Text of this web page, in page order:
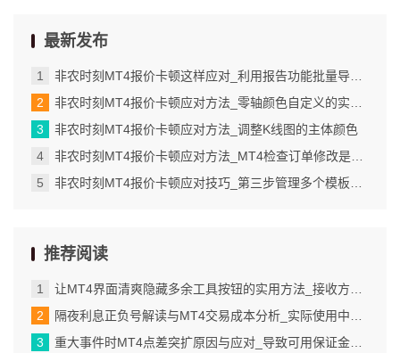
最新发布
非农时刻MT4报价卡顿这样应对_利用报告功能批量导出交易详情
非农时刻MT4报价卡顿应对方法_零轴颜色自定义的实际应用场景
非农时刻MT4报价卡顿应对方法_调整K线图的主体颜色
非农时刻MT4报价卡顿应对方法_MT4检查订单修改是否成功的具体步骤
非农时刻MT4报价卡顿应对技巧_第三步管理多个模板并灵活切换使用
推荐阅读
让MT4界面清爽隐藏多余工具按钮的实用方法_接收方导入模板的具体步骤
隔夜利息正负号解读与MT4交易成本分析_实际使用中的注意事项与误区
重大事件时MT4点差突扩原因与应对_导致可用保证金为负的常见原因